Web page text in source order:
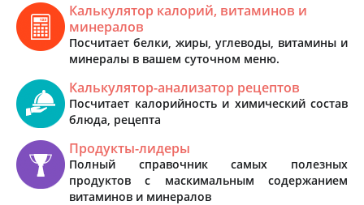
Калькулятор калорий, витаминов и
минералов
Посчитает белки, жиры, углеводы, витамины и
минералы в вашем суточном меню.
Калькулятор-анализатор рецептов
Посчитает калорийность и химический состав
блюда, рецепта
Продукты-лидеры
Полный справочник самых полезных
продуктов с маскимальным содержанием
витаминов и минералов